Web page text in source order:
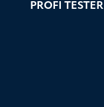
PROFI TESTER